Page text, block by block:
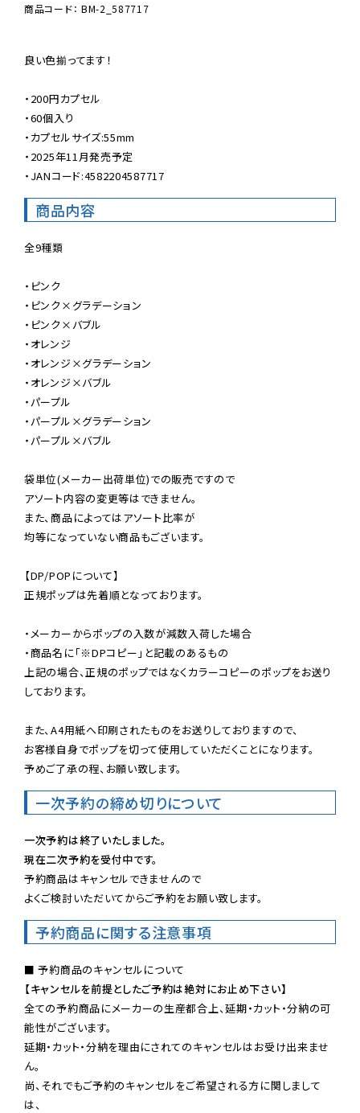
商品コード： BM-2_587717
良い色揃ってます！
・200円カプセル
・60個入り
・カプセルサイズ:55mm
・2025年11月発売予定
・JANコード:4582204587717
商品内容
全9種類
・ピンク
・ピンク×グラデーション
・ピンク×バブル
・オレンジ
・オレンジ×グラデーション
・オレンジ×バブル
・パープル
・パープル×グラデーション
・パープル×バブル
袋単位(メーカー出荷単位)での販売ですので
アソート内容の変更等はできません。
また、商品によってはアソート比率が
均等になっていない商品もございます。
【DP/POPについて】
正規ポップは先着順となっております。
・メーカーからポップの入数が減数入荷した場合
・商品名に「※DPコピー」と記載のあるもの
上記の場合、正規のポップではなくカラーコピーのポップをお送り
しております。
また、A4用紙へ印刷されたものをお送りしておりますので、
お客様自身でポップを切って使用していただくことになります。
予めご了承の程、お願い致します。
一次予約の締め切りについて
一次予約は終了いたしました。
現在二次予約を受付中です。
予約商品はキャンセルできませんので
よくご検討いただいてからご予約をお願い致します。
予約商品に関する注意事項
【キャンセルを前提としたご予約は絶対にお止め下さい】
全ての予約商品にメーカーの生産都合上、延期・カット・分納の可
能性がございます。
延期・カット・分納を理由にされてのキャンセルはお受け出来ませ
ん。
尚、それでもご予約のキャンセルをご希望される方に関しまして
は、